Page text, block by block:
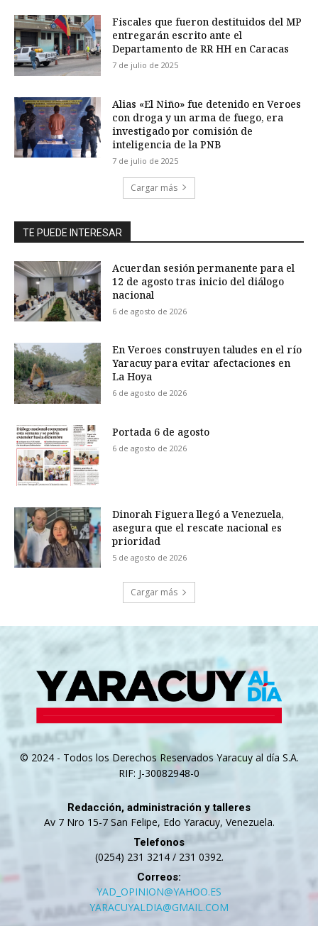
Fiscales que fueron destituidos del MP
entregarán escrito ante el
Departamento de RR HH en Caracas
7 de julio de 2025
Alias «El Niño» fue detenido en Veroes
con droga y un arma de fuego, era
investigado por comisión de
inteligencia de la PNB
7 de julio de 2025
Cargar más
TE PUEDE INTERESAR
Acuerdan sesión permanente para el
12 de agosto tras inicio del diálogo
nacional
6 de agosto de 2026
En Veroes construyen taludes en el río
Yaracuy para evitar afectaciones en
La Hoya
6 de agosto de 2026
Portada 6 de agosto
6 de agosto de 2026
Dinorah Figuera llegó a Venezuela,
asegura que el rescate nacional es
prioridad
5 de agosto de 2026
Cargar más
© 2024 - Todos los Derechos Reservados Yaracuy al día S.A.
RIF: J-30082948-0
Redacción, administración y talleres
Av 7 Nro 15-7 San Felipe, Edo Yaracuy, Venezuela.
Telefonos
(0254) 231 3214 / 231 0392.
Correos:
YAD_OPINION@YAHOO.ES
YARACUYALDIA@GMAIL.COM